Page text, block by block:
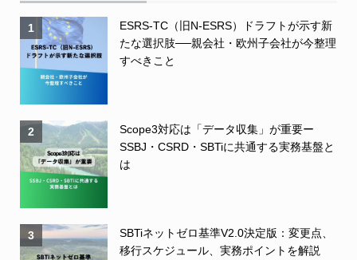
1
ESRS-TC（旧N-ESRS）ドラフトが示す新
たな選択肢──親会社・欧州子会社が今整理
すべきこと
2
Scope3対応は「データ収集」が重要ー
SSBJ・CSRD・SBTiに共通する実務基盤と
は
3
SBTiネットゼロ基準V2.0決定版：変更点、
移行スケジュール、実務ポイントを解説